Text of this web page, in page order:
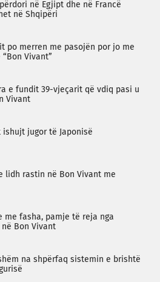
në Egjipt dhe në Francë
në Shqipëri
po merren me pasojën por jo me
Vivant”
e fundit 39-vjeçarit që vdiq pasi u
Vivant
ishujt jugor të Japonisë
lidh rastin në Bon Vivant me
me fasha, pamje të reja nga
Bon Vivant
na shpërfaq sistemin e brishtë